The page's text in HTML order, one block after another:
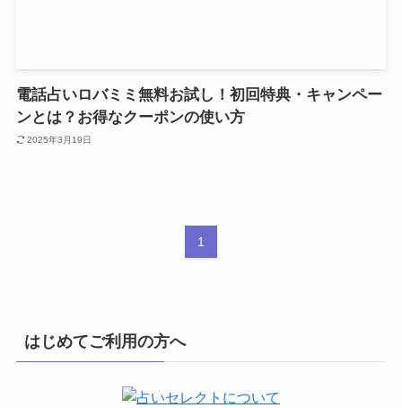
電話占いロバミミ無料お試し！初回特典・キャンペー
ンとは？お得なクーポンの使い方
2025年3月19日
1
はじめてご利用の方へ